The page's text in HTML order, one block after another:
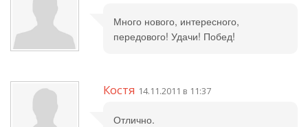
Много нового, интересного,
передового! Удачи! Побед!
Костя 14.11.2011 в 11:37
Отлично.